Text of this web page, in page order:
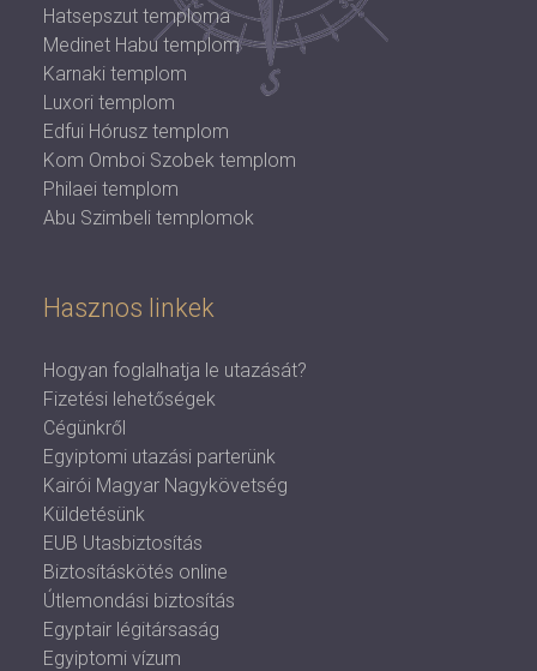
Hatsepszut temploma
Medinet Habu templom
Karnaki templom
Luxori templom
Edfui Hórusz templom
Kom Omboi Szobek templom
Philaei templom
Abu Szimbeli templomok
Hasznos linkek
Hogyan foglalhatja le utazását?
Fizetési lehetőségek
Cégünkről
Egyiptomi utazási parterünk
Kairói Magyar Nagykövetség
Küldetésünk
EUB Utasbiztosítás
Biztosításkötés online
Útlemondási biztosítás
Egyptair légitársaság
Egyiptomi vízum